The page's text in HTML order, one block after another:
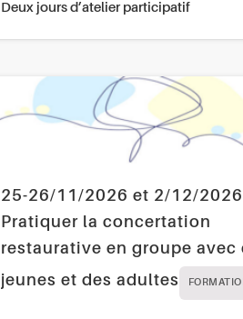
Deux jours d’atelier participatif
25-26/11/2026 et 2/12/2026
Pratiquer la concertation
restaurative en groupe avec
jeunes et des adultes